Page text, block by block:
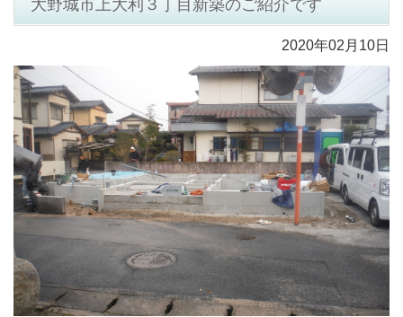
大野城市上大利３丁目新築のご紹介です
2020年02月10日